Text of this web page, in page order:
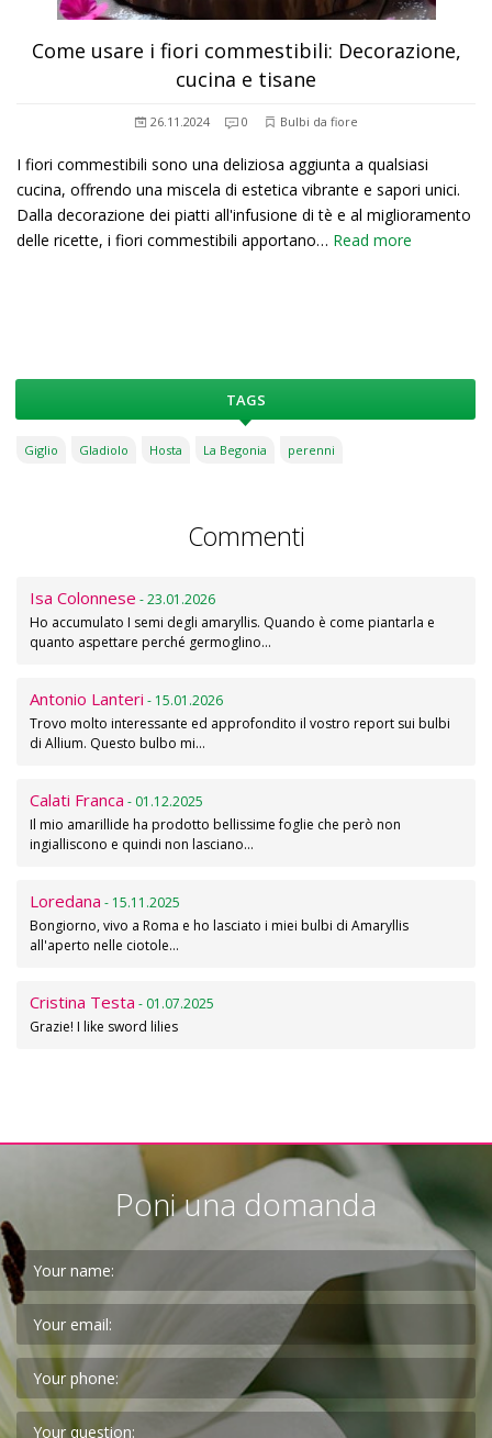
Come usare i fiori commestibili: Decorazione,
cucina e tisane
26.11.2024 0 Bulbi da fiore
I fiori commestibili sono una deliziosa aggiunta a qualsiasi
cucina, offrendo una miscela di estetica vibrante e sapori unici.
Dalla decorazione dei piatti all'infusione di tè e al miglioramento
delle ricette, i fiori commestibili apportano… Read more
TAGS
Giglio Gladiolo Hosta La Begonia perenni
Commenti
Isa Colonnese - 23.01.2026
Ho accumulato I semi degli amaryllis. Quando è come piantarla e
quanto aspettare perché germoglino…
Antonio Lanteri - 15.01.2026
Trovo molto interessante ed approfondito il vostro report sui bulbi
di Allium. Questo bulbo mi…
Calati Franca - 01.12.2025
Il mio amarillide ha prodotto bellissime foglie che però non
ingialliscono e quindi non lasciano…
Loredana - 15.11.2025
Bongiorno, vivo a Roma e ho lasciato i miei bulbi di Amaryllis
all'aperto nelle ciotole…
Cristina Testa - 01.07.2025
Grazie! I like sword lilies
Poni una domanda